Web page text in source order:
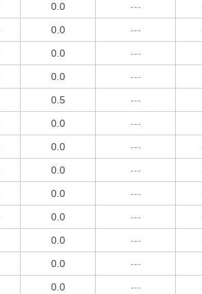
0.0 ---
0.0 ---
0.0 ---
0.0 ---
0.5 ---
0.0 ---
0.0 ---
0.0 ---
0.0 ---
0.0 ---
0.0 ---
0.0 ---
0.0 ---